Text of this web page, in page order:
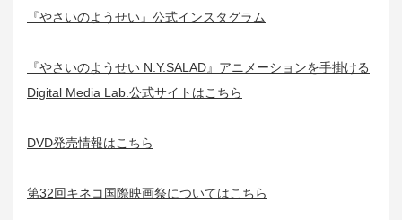
『やさいのようせい』公式インスタグラム
『やさいのようせい N.Y.SALAD』アニメーションを手掛ける
Digital Media Lab.公式サイトはこちら
DVD発売情報はこちら
第32回キネコ国際映画祭についてはこちら